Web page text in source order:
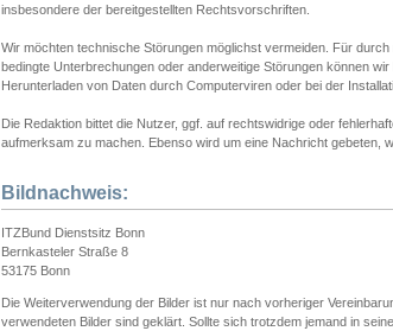
insbesondere der bereitgestellten Rechtsvorschriften.
Wir möchten technische Störungen möglichst vermeiden. Für
bedingte Unterbrechungen oder anderweitige Störungen können
Herunterladen von Daten durch Computerviren oder bei der
Die Redaktion bittet die Nutzer, ggf. auf rechtswidrige oder
aufmerksam zu machen. Ebenso wird um eine Nachricht gebeten,
Bildnachweis:
ITZBund Dienstsitz Bonn
Bernkasteler Straße 8
53175 Bonn
Die Weiterverwendung der Bilder ist nur nach vorheriger
verwendeten Bilder sind geklärt. Sollte sich trotzdem jemand in